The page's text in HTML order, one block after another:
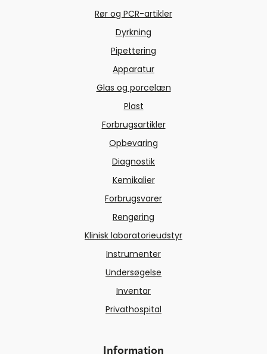
Rør og PCR-artikler
Dyrkning
Pipettering
Apparatur
Glas og porcelæn
Plast
Forbrugsartikler
Opbevaring
Diagnostik
Kemikalier
Forbrugsvarer
Rengøring
Klinisk laboratorieudstyr
Instrumenter
Undersøgelse
Inventar
Privathospital
Information